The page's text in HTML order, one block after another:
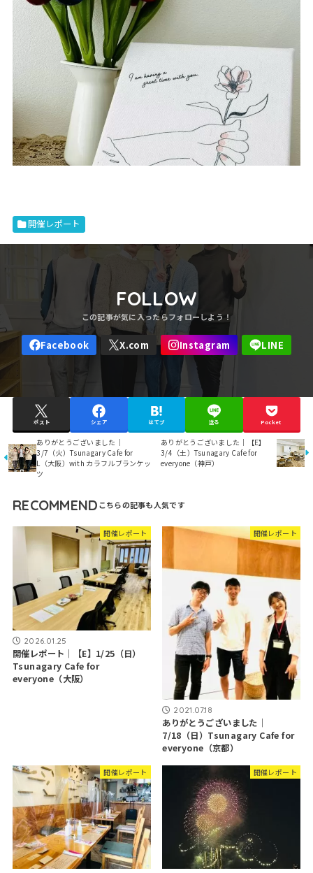
開催レポート
FOLLOW
ポスト シェア はてブ 送る Pocket
ありがとうございました｜
3/7（火）Tsunagary Cafe for
L（大阪）with カラフルブランケッ
ツ
ありがとうございました｜【E】
3/4（土）Tsunagary Cafe for
everyone（神戸）
RECOMMEND
開催レポート
2026.01.25
開催レポート｜【E】1/25（日）
Tsunagary Cafe for
everyone（大阪）
開催レポート
2021.07.18
ありがとうございました｜
7/18（日）Tsunagary Cafe for
everyone（京都）
開催レポート 開催レポート